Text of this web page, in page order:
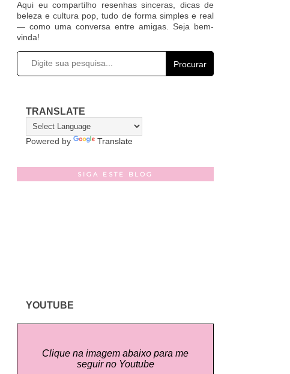
Aqui eu compartilho resenhas sinceras, dicas de
beleza e cultura pop, tudo de forma simples e real
— como uma conversa entre amigas. Seja bem-
vinda!
Procurar
TRANSLATE
Powered by Translate
SIGA ESTE BLOG
YOUTUBE
Clique na imagem abaixo para me
seguir no Youtube